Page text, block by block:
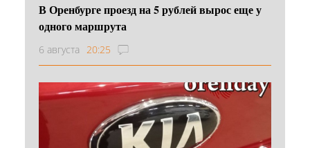
В Оренбурге проезд на 5 рублей вырос еще у
одного маршрута
6 августа 20:25